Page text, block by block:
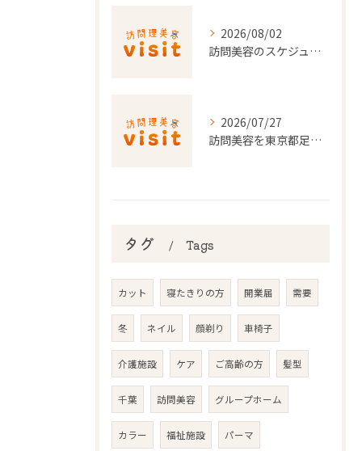
2026/08/02
訪問美容のスケジュール調整を東京都でスムーズに行うポイント
2026/07/27
訪問美容を東京都足立区で利用するための申請条件と手続き徹底ガイド
タグ Tags
カット 寝たきりの方 開業届 需要
冬 ネイル 顔剃り 車椅子
介護施設 ケア ご高齢の方 髪型
千葉 訪問美容 グループホーム
カラー 福祉施設 パーマ